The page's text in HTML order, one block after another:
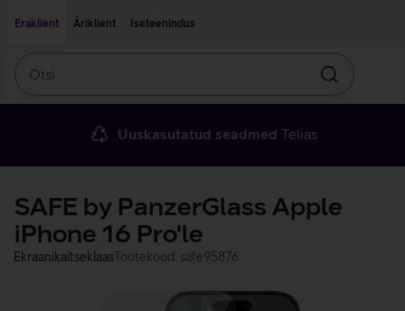
Eraklient
Äriklient Iseteenindus
Otsin
Uuskasutatud seadmed Telias
SAFE by PanzerGlass Apple
iPhone 16 Pro'le
EkraanikaitseklaasTootekood: safe95876